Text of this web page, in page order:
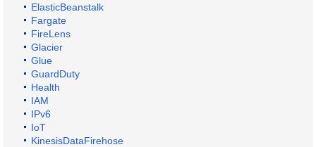
ElasticBeanstalk
Fargate
FireLens
Glacier
Glue
GuardDuty
Health
IAM
IPv6
IoT
KinesisDataFirehose